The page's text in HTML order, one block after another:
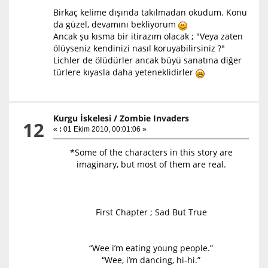
Birkaç kelime dışında takılmadan okudum. Konu
da güzel, devamını bekliyorum
Ancak şu kısma bir itirazım olacak ; "Veya zaten
ölüyseniz kendinizi nasıl koruyabilirsiniz ?"
Lichler de ölüdürler ancak büyü sanatına diğer
türlere kıyasla daha yeteneklidirler
12 Kurgu İskelesi /Zombie Invaders
« : 01 Ekim 2010, 00:01:06 »
*Some of the characters in this story are
imaginary, but most of them are real.
First Chapter ; Sad But True
“Wee i’m eating young people.”
“Wee, i’m dancing, hi-hi.”